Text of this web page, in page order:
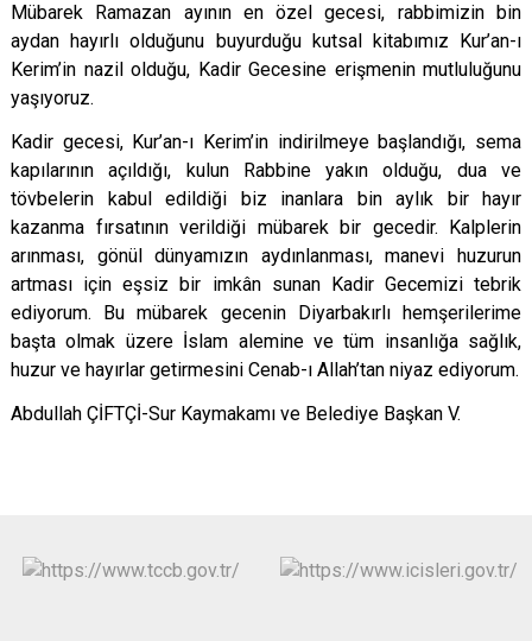
Hani
Hazro
Sur
Mübarek Ramazan ayının en özel gecesi, rabbimizin bin
aydan hayırlı olduğunu buyurduğu kutsal kitabımız Kur’an-ı
Kerim’in nazil olduğu, Kadir Gecesine erişmenin mutluluğunu
yaşıyoruz.
Kadir gecesi, Kur’an-ı Kerim’in indirilmeye başlandığı, sema
kapılarının açıldığı, kulun Rabbine yakın olduğu, dua ve
tövbelerin kabul edildiği biz inanlara bin aylık bir hayır
kazanma fırsatının verildiği mübarek bir gecedir. Kalplerin
arınması, gönül dünyamızın aydınlanması, manevi huzurun
artması için eşsiz bir imkân sunan Kadir Gecemizi tebrik
ediyorum. Bu mübarek gecenin Diyarbakırlı hemşerilerime
başta olmak üzere İslam alemine ve tüm insanlığa sağlık,
huzur ve hayırlar getirmesini Cenab-ı Allah’tan niyaz ediyorum.
Abdullah ÇİFTÇİ-Sur Kaymakamı ve Belediye Başkan V.